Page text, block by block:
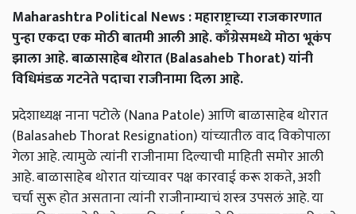
Maharashtra Political News : महाराष्ट्राच्या राजकारणात
पुन्हा एकदा एक मोठी बातमी आली आहे. काँग्रेसमध्ये मोठा भूकंप
झाला आहे. बाळासाहेब थोरात (Balasaheb Thorat) यांनी
विधिमंडळ गटनेते पदाचा राजीनामा दिला आहे.
प्रदेशाध्यक्ष नाना पटोले (Nana Patole) आणि बाळासाहेब थोरात
(Balasaheb Thorat Resignation) यांच्यातील वाद विकोपाला
गेला आहे. त्यामुळे त्यांनी राजीनामा दिल्याची माहिती समोर आली
आहे. बाळासाहेब थोरात यांच्यावर पक्ष कारवाई करू शकते, अशी
चर्चा सुरू होत असताना त्यांनी राजीनाम्याचं शस्त्र उपसलं आहे. या